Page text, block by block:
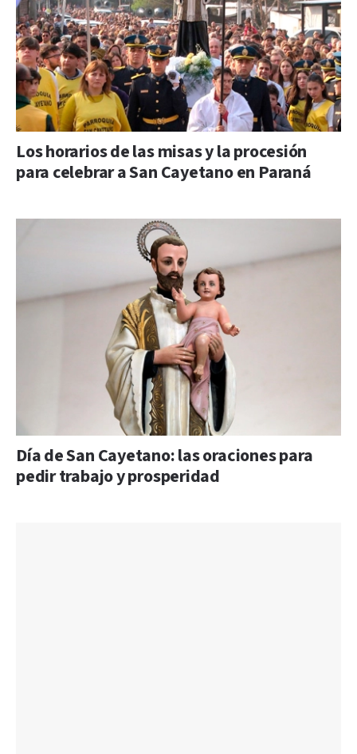
Los horarios de las misas y la procesión
para celebrar a San Cayetano en Paraná
Día de San Cayetano: las oraciones para
pedir trabajo y prosperidad